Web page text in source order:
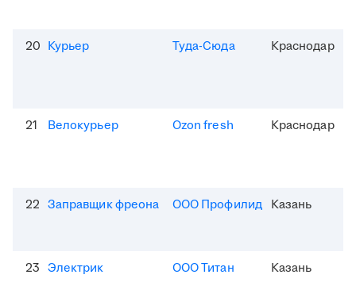
20 Курьер Туда-Сюда Краснодар
21 Велокурьер Ozon fresh Краснодар
22 Заправщик фреона ООО Профилид Казань
23 Электрик ООО Титан Казань